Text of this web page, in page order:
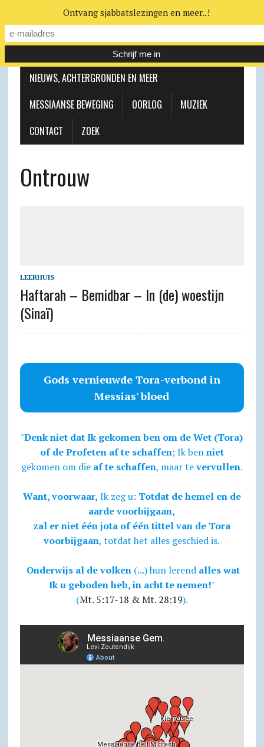
MESSIAANSE GEMEENTE
NIEUWS, ACHTERGRONDEN EN MEER
MESSIAANSE BEWEGING
OORLOG
MUZIEK
CONTACT
ZOEK
Ontrouw
LEERHUIS
Haftarah – Bemidbar – In (de) woestijn
(Sinaï)
Gods vernieuwde Tora-verbond in
Messias' bloed
"Denk niet dat Ik gekomen ben om de Wet (Tora)
of de Profeten af te schaffen; Ik benniet
gekomen om die af te schaffen, maar tevervullen.
Want, voorwaar, Ik zeg u: Totdat de hemel en de
aarde voorbijgaan,
zal er niet één jota of één tittel van de Tora
voorbijgaan, totdat het alles geschied is.
Onderwijs al de volken(...) hun lerend alles wat
Ik u geboden heb, in acht te nemen!"
(Mt. 5:17-18 & Mt. 28:19).
Ontvang sjabbatslezingen en meer..!